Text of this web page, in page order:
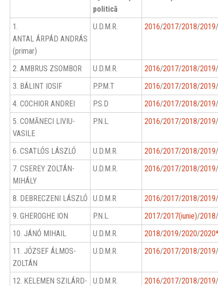
politică
1.
ANTAL ÁRPÁD ANDRÁS
(primar)
U.D.M.R. 2016/2017/2018/2019/
2. AMBRUS ZSOMBOR U.D.M.R. 2016/2017/2018/2019/
3. BÁLINT IOSIF
P.P.M.T 2016/2017/2018/2019/
4. COCHIOR ANDREI
P.S.D 2016/2017/2018/2019/
5. COMĂNECI LIVIU-
VASILE
P.N.L. 2016/2017/2018/2019/
6. CSATLÓS LÁSZLÓ U.D.M.R. 2016/2017/2018/2019/
7. CSEREY ZOLTÁN-
MIHÁLY
U.D.M.R. 2016/2017/2018/2019/
8. DEBRECZENI LÁSZLÓ U.D.M.R 2016/2017/2018/2019/
9. GHEROGHE ION
P.N.L. 2017/2017(iunie)/2018/
10. JÁNÓ MIHAIL
U.D.M.R. 2018/2019/2020/
11. JÓZSEF ÁLMOS-
ZOLTÁN
U.D.M.R. 2016/2017/2018/2019/
12. KELEMEN SZILÁRD-
U.D.M.R. 2016/2017/2018/2019/